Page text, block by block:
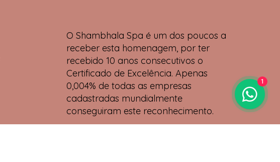
O Shambhala Spa é um dos poucos a
receber esta homenagem, por ter
recebido 10 anos consecutivos o
Certificado de Excelência. Apenas
0,004% de todas as empresas
cadastradas mundialmente
conseguiram este reconhecimento.
1